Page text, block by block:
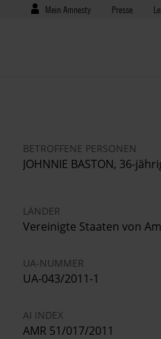
Benutzermenü
Mein Amnesty Presse
Presse
BETROFFENE PERSONEN
JOHNNIE BASTON, 36-
LÄNDER
Vereinigte Staaten von
UA-NUMMER
UA-043/2011-1
AI INDEX
AMR 51/017/2011